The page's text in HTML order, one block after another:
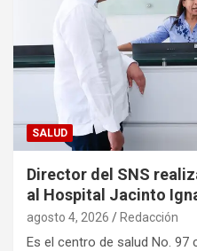
SALUD
Director del SNS
al Hospital Jacinto
agosto 4, 2026 Redacción
Es el centro de salud No. 97